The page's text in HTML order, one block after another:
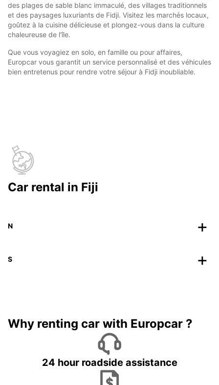
des plages de sable blanc immaculé, des villages traditionnels
et des paysages luxuriants de Fidji. Visitez les marchés locaux,
goûtez à la cuisine délicieuse et plongez-vous dans la culture
chaleureuse de l'île.
Que vous voyagiez en solo, en famille ou pour affaires,
Europcar vous garantit un service personnalisé et des véhicules
bien entretenus pour rendre votre séjour à Fidji inoubliable.
Car rental in Fiji
N
S
Why renting car with Europcar ?
24 hour roadside assistance